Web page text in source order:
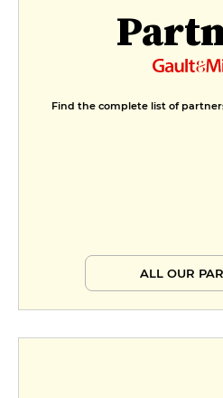
Find the complete list of
ALL OUR